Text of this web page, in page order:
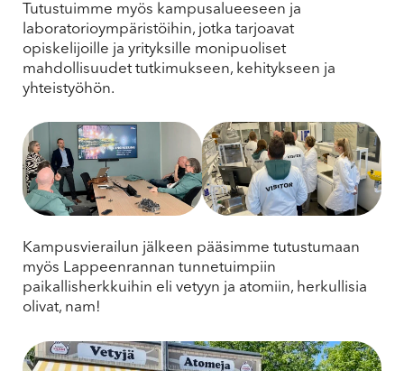
Tutustuimme myös kampusalueeseen ja
laboratorioympäristöihin, jotka tarjoavat
opiskelijoille ja yrityksille monipuoliset
mahdollisuudet tutkimukseen, kehitykseen ja
yhteistyöhön.
Kampusvierailun jälkeen pääsimme tutustumaan
myös Lappeenrannan tunnetuimpiin
paikallisherkkuihin eli vetyyn ja atomiin, herkullisia
olivat, nam!